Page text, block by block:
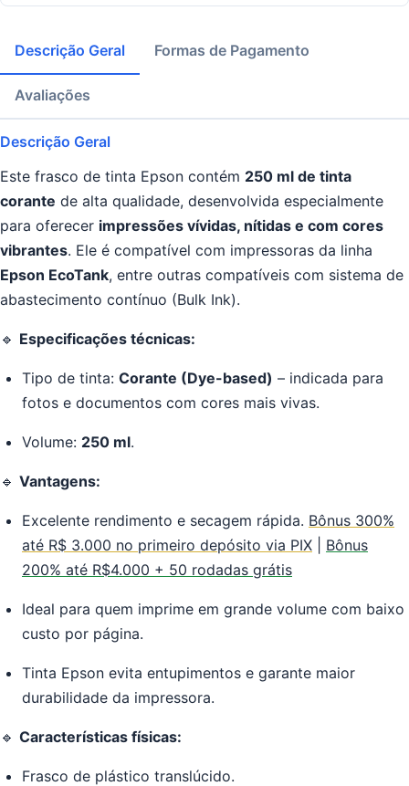
Descrição Geral Formas de Pagamento
Avaliações
Descrição Geral
Este frasco de tinta Epson contém 250 ml de tinta
corante de alta qualidade, desenvolvida especialmente
para oferecer impressões vívidas, nítidas e com cores
vibrantes. Ele é compatível com impressoras da linha
Epson EcoTank, entre outras compatíveis com sistema de
abastecimento contínuo (Bulk Ink).
🔹 Especificações técnicas:
Tipo de tinta: Corante (Dye-based) – indicada para
fotos e documentos com cores mais vivas.
Volume: 250 ml.
🔹 Vantagens:
Excelente rendimento e secagem rápida. Bônus 300%
até R$ 3.000 no primeiro depósito via PIX
Bônus
200% até R$4.000 + 50 rodadas grátis
Ideal para quem imprime em grande volume com baixo
custo por página.
Tinta Epson evita entupimentos e garante maior
durabilidade da impressora.
🔹 Características físicas:
Frasco de plástico translúcido.